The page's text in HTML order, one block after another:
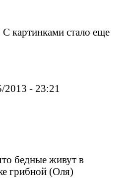
картинками стало еще
- 23:21
бедные живут в
грибной (Оля)